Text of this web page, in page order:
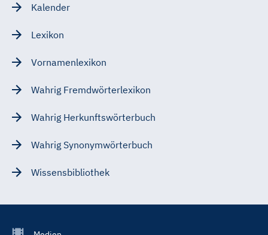
Kalender
Lexikon
Vornamenlexikon
Wahrig Fremdwörterlexikon
Wahrig Herkunftswörterbuch
Wahrig Synonymwörterbuch
Wissensbibliothek